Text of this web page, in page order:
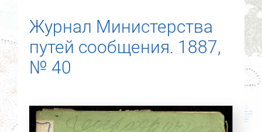
Новости
О нас
Контакты
Журнал Министерства
путей сообщения. 1887,
№ 40